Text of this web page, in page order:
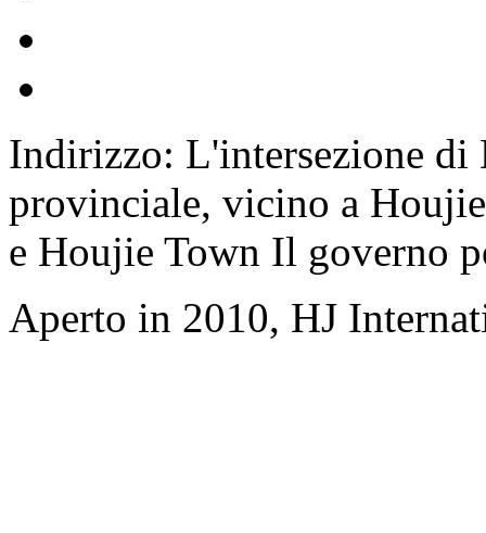
Indirizzo: L'intersezione di
provinciale, vicino a
e Houjie Town Il governo
Aperto in 2010, HJ